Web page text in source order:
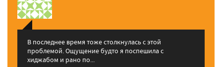
В последнее время тоже столкнулась с этой
проблемой. Ощущение будто я поспешила с
хиджабом и рано по...